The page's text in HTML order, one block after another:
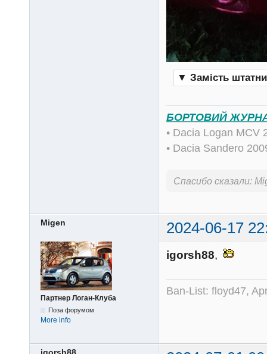
▼ Замість
БОРТОВИЙ
• Dacia Logan
• Dacia Sandero
Спасибо сказали:
Migen 2024-06-17
Партнер Логан-Клуба
Поза форумом
More info
igorsh88,
Ban-List: floyd47,